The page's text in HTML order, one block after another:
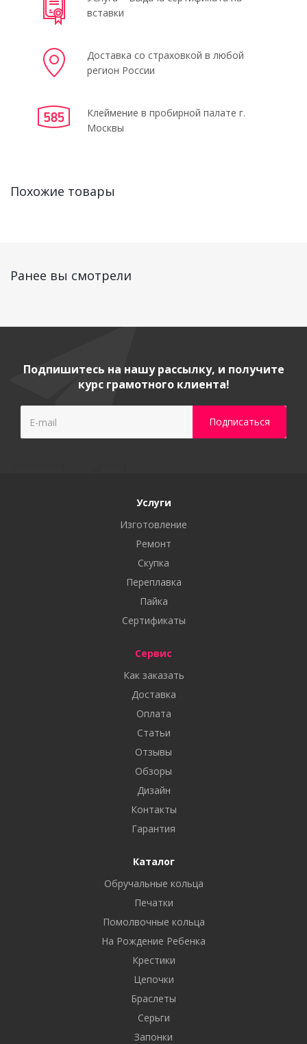
вставки
Доставка со страховкой в любой
регион России
Клеймение в пробирной палате г.
Москвы
Похожие товары
Ранее вы смотрели
Подпишитесь на нашу рассылку, и получите
курс грамотного клиента!
Услуги
Изготовление
Ремонт
Скупка
Переплавка
Пайка
Сертификаты
Сервис
Как заказать
Доставка
Оплата
Статьи
Отзывы
Обзоры
Дизайн
Контакты
Гарантия
Каталог
Обручальные кольца
Печатки
Помолвочные кольца
На Рождение Ребенка
Крестики
Цепочки
Браслеты
Серьги
Запонки